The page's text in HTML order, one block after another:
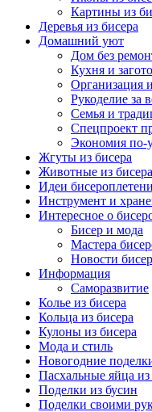
Картины из
Деревья из бисера
Домашний уют
Дом без
Кухня и
Организация
Рукоделие за
Семья и
Спецпроект
Экономия по-
Жгуты из бисера
Животные из бисера
Идеи
Инструмент и
Интересное о
Бисер и мода
Мастера
Новости
Информация
Саморазвитие
Колье из бисера
Кольца из бисера
Кулоны из бисера
Мода и стиль
Новогодние
Пасхальные яйца из
Поделки из бусин
Поделки своими